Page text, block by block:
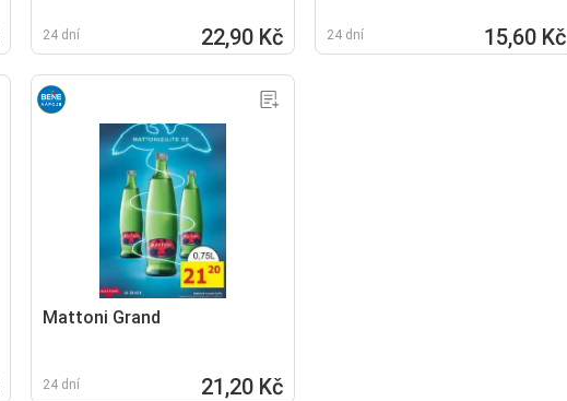
24 dní 22,90 Kč 24 dní 15,60 Kč
Mattoni Grand
24 dní 21,20 Kč